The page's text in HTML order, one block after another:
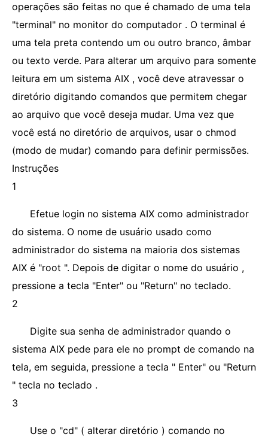
operações são feitas no que é chamado de uma tela
"terminal" no monitor do computador . O terminal é
uma tela preta contendo um ou outro branco, âmbar
ou texto verde. Para alterar um arquivo para somente
leitura em um sistema AIX , você deve atravessar o
diretório digitando comandos que permitem chegar
ao arquivo que você deseja mudar. Uma vez que
você está no diretório de arquivos, usar o chmod
(modo de mudar) comando para definir permissões.
Instruções
1
Efetue login no sistema AIX como administrador
do sistema. O nome de usuário usado como
administrador do sistema na maioria dos sistemas
AIX é "root ". Depois de digitar o nome do usuário ,
pressione a tecla "Enter" ou "Return" no teclado.
2
Digite sua senha de administrador quando o
sistema AIX pede para ele no prompt de comando na
tela, em seguida, pressione a tecla " Enter" ou "Return
" tecla no teclado .
3
Use o "cd" ( alterar diretório ) comando no